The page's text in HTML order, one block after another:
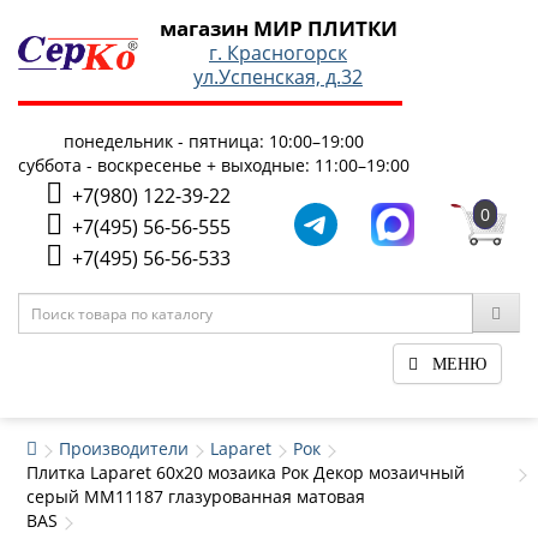
магазин МИР ПЛИТКИ
г. Красногорск
ул.Успенская, д.32
понедельник - пятница: 10:00–19:00
суббота - воскресенье + выходные: 11:00–19:00
+7(980) 122-39-22
+7(495) 56-56-555
+7(495) 56-56-533
0
МЕНЮ
Производители Laparet
Рок
Плитка Laparet 60x20 мозаика Рок Декор мозаичный
серый ММ11187 глазурованная матовая
BAS